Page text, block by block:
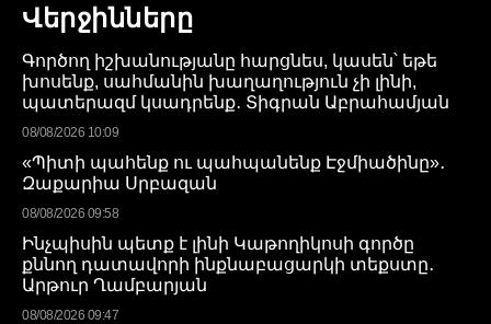
Վերջինները
Գործող իշխանությանը հարցնես, կասեն՝ եթե
խոսենք, սահմանին խաղաղություն չի լինի,
պատերազմ կսադրենք․ Տիգրան Աբրահամյան
08/08/2026 10:09
«Պիտի պահենք ու պահպանենք Էջմիածինը»․
Զաքարիա Սրբազան
08/08/2026 09:58
Ինչպիսին պետք է լինի Կաթողիկոսի գործը
քննող դատավորի ինքնաբացարկի տեքստը․
Արթուր Ղամբարյան
08/08/2026 09:47